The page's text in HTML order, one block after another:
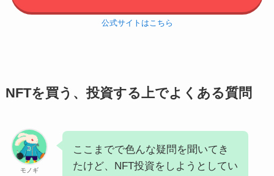
公式サイトはこちら
NFTを買う、投資する上でよくある質問
モノギ
ここまでで色んな疑問を聞いてき
たけど、NFT投資をしようとしてい